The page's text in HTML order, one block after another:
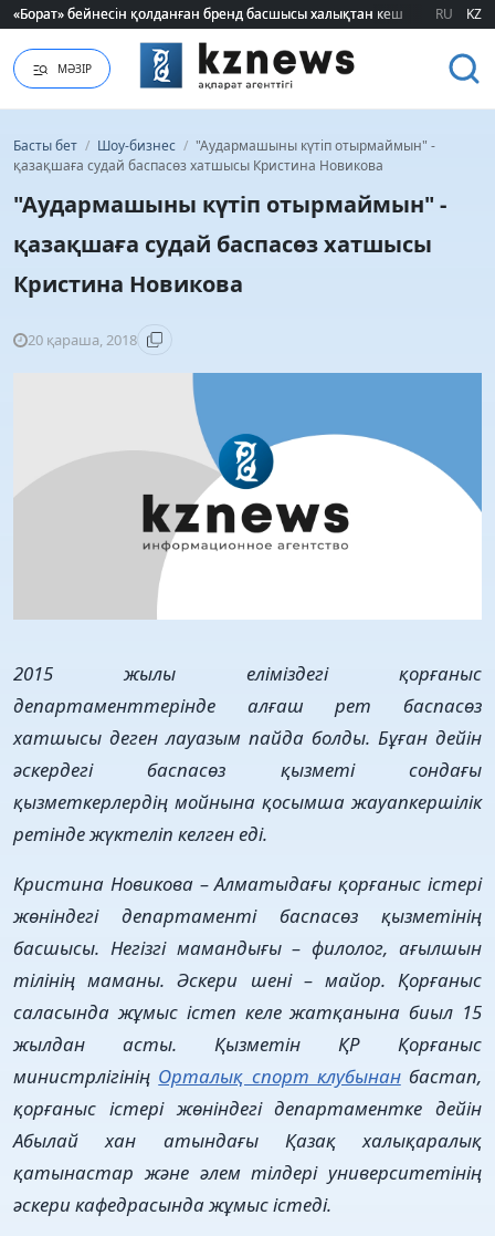
«Борат» бейнесін қолданған бренд басшысы халықтан кешірім сұрады
«Борат» бейнесін қолданған бренд басшысы халықтан кешірім сұрады
RU KZ
МӘЗІР
Басты бет / Шоу-бизнес / "Аудармашыны күтіп отырмаймын" -
қазақшаға судай баспасөз хатшысы Кристина Новикова
"Аудармашыны күтіп отырмаймын" -
қазақшаға судай баспасөз хатшысы
Кристина Новикова
20 қараша, 2018
2015 жылы еліміздегі қорғаныс
департаменттерінде алғаш рет баспасөз
хатшысы деген лауазым пайда болды. Бұған дейін
әскердегі баспасөз қызметі сондағы
қызметкерлердің мойнына қосымша жауапкершілік
ретінде жүктеліп келген еді.
Кристина Новикова – Алматыдағы қорғаныс істері
жөніндегі департаменті баспасөз қызметінің
басшысы. Негізгі мамандығы – филолог, ағылшын
тілінің маманы. Әскери шені – майор. Қорғаныс
саласында жұмыс істеп келе жатқанына биыл 15
жылдан асты. Қызметін ҚР Қорғаныс
министрлігінің Орталық спорт клубынанбастап,
қорғаныс істері жөніндегі департаментке дейін
Абылай хан атындағы Қазақ халықаралық
қатынастар және әлем тілдері университетінің
әскери кафедрасында жұмыс істеді.